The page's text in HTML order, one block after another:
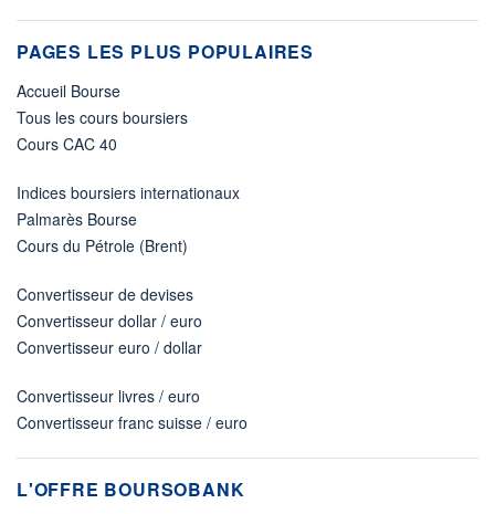
PAGES LES PLUS POPULAIRES
Accueil Bourse
Tous les cours boursiers
Cours CAC 40
Indices boursiers internationaux
Palmarès Bourse
Cours du Pétrole (Brent)
Convertisseur de devises
Convertisseur dollar / euro
Convertisseur euro / dollar
Convertisseur livres / euro
Convertisseur franc suisse / euro
L'OFFRE BOURSOBANK